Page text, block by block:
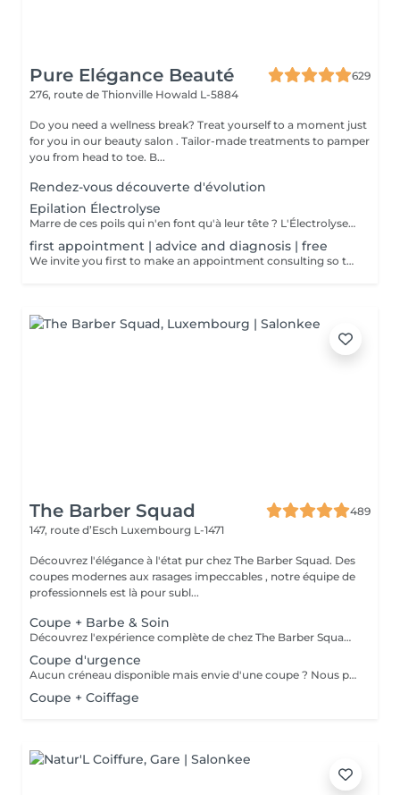
Pure Elégance Beauté
629
276, route de Thionville Howald L-5884
Do you need a wellness break? Treat yourself to a moment just
for you in our beauty salon . Tailor-made treatments to pamper
you from head to toe. B...
Rendez-vous découverte d'évolution
Epilation Électrolyse
Marre de ces poils qui n'en font qu'à leur tête ? L'Électrolyse est l'unique méthode reconnue comme 100% définitive, poil par poil. Elle neutralise tout, même les poils blonds, blancs ou ceux que le laser a ratés. C'est précis, c'est permanent. Le prix s'ajuste à la minute : vous ne payez que le temps vraiment nécessaire.
first appointment | advice and diagnosis | free
We invite you first to make an appointment consulting so that we can make a detailed diagnosis! We will find together with you the appropriate solution so that your final hair removal is a success.
The Barber Squad
489
147, route d’Esch Luxembourg L-1471
Découvrez l'élégance à l'état pur chez The Barber Squad. Des
coupes modernes aux rasages impeccables , notre équipe de
professionnels est là pour subl...
Coupe + Barbe & Soin
Découvrez l'expérience complète de chez The Barber Squad ! Shampooing & soins profonds + Coupe complète + Coiffage. Taille de Barbe & Contours à la lame & soins régénérant + Serviette Chaude & Froide + Nettoyage exfoliant du visage + Vapeur + Massage Relaxant + After Shave + Huile à barbe + Hydratation de la peau . Pour que votre expérience chez nous soit optimal , une boisson de votre choix vous est offerte !
Coupe d'urgence
Aucun créneau disponible mais envie d'une coupe ? Nous pouvons vous proposer un rendez-vous avant ou après nos horaires, ou durant la pause. Pour cette prestation, merci de contacter directement le shop.
Coupe + Coiffage